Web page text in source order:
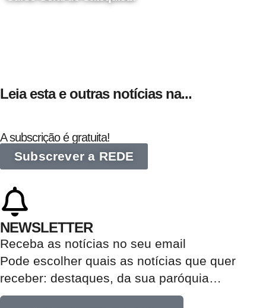
Leia esta e outras notícias na...
A subscrição é gratuita!
Subscrever a REDE
NEWSLETTER
Receba as notícias no seu email​
Pode escolher quais as notícias que quer
receber: destaques, da sua paróquia…